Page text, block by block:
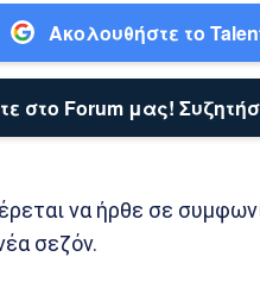
Ακολουθήστε το
στο Forum μας!
να ήρθε σε
σεζόν.